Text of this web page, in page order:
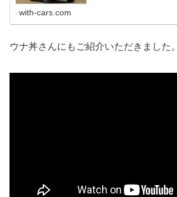
with-cars.com
ウナ丼さんにもご紹介いただきました。